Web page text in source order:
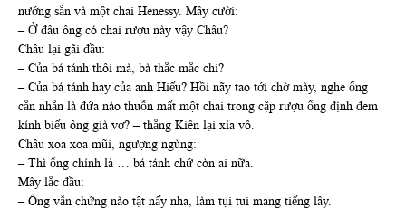
nướng sẵn và một chai Henessy. Mây cười:
– Ở đâu ông có chai rượu này vậy Châu?
Châu lại gãi đầu:
– Của bá tánh thôi mà, bà thắc mắc chi?
– Của bá tánh hay của anh Hiếu? Hồi nãy tao tới chờ mày, nghe ổng
cằn nhằn là đứa nào thuỗn mất một chai trong cặp rượu ổng định đem
kính biếu ông già vợ? – thằng Kiên lại xía vô.
Châu xoa xoa mũi, ngượng ngùng:
– Thì ổng chính là … bá tánh chứ còn ai nữa.
Mây lắc đầu:
– Ông vẫn chứng nào tật nấy nha, làm tụi tui mang tiếng lây.